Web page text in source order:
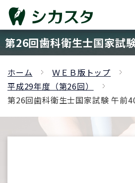
第26回歯科衛生士国家試
ホーム
ＷＥＢ版トップ
平成29年度（第26回）
第26回歯科衛生士国家試験 午前